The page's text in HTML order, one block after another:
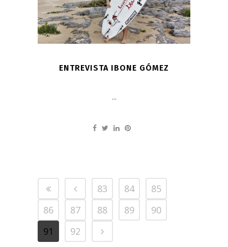
ENTREVISTA IBONE GÓMEZ
...
83 84
85
86
87 88 89
90
91
92